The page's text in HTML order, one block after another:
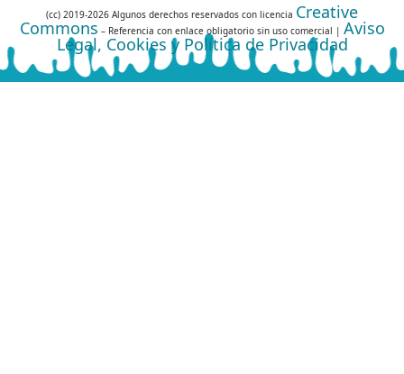
(cc) 2019-2026 Algunos derechos reservados con licencia Creative
Commons – Referencia con enlace obligatorio sin uso comercial | Aviso
Legal, Cookies y Política de Privacidad